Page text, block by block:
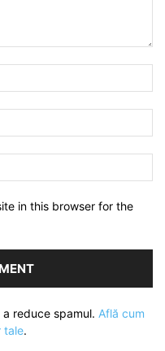
in this browser for the
reduce spamul. Află cum
tale.